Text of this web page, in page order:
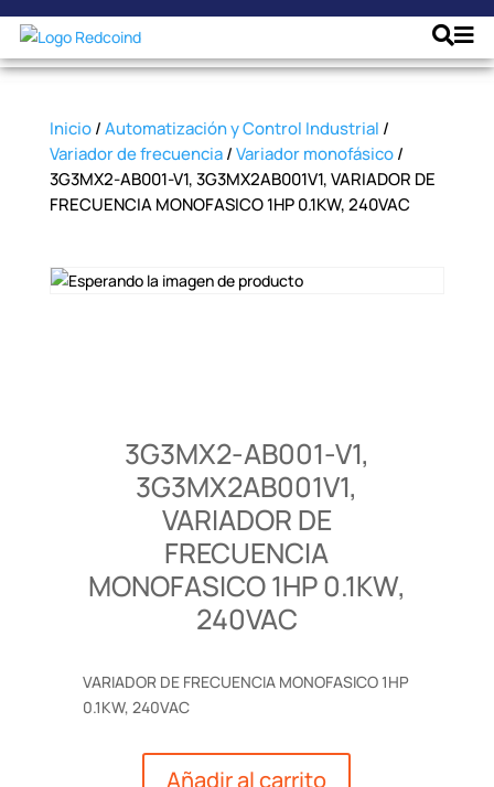
Inicio/Automatización y Control Industrial /
Variador de frecuencia/Variador monofásico/
3G3MX2-AB001-V1, 3G3MX2AB001V1, VARIADOR DE
FRECUENCIA MONOFASICO 1HP 0.1KW, 240VAC
3G3MX2-AB001-V1,
3G3MX2AB001V1,
VARIADOR DE
FRECUENCIA
MONOFASICO 1HP 0.1KW,
240VAC
VARIADOR DE FRECUENCIA MONOFASICO 1HP
0.1KW, 240VAC
Añadir al carrito